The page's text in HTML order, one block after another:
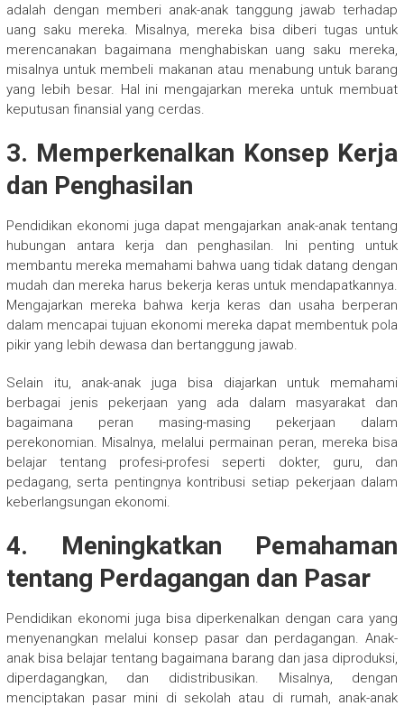
adalah dengan memberi anak-anak tanggung jawab terhadap
uang saku mereka. Misalnya, mereka bisa diberi tugas untuk
merencanakan bagaimana menghabiskan uang saku mereka,
misalnya untuk membeli makanan atau menabung untuk barang
yang lebih besar. Hal ini mengajarkan mereka untuk membuat
keputusan finansial yang cerdas.
3. Memperkenalkan Konsep Kerja
dan Penghasilan
Pendidikan ekonomi juga dapat mengajarkan anak-anak tentang
hubungan antara kerja dan penghasilan. Ini penting untuk
membantu mereka memahami bahwa uang tidak datang dengan
mudah dan mereka harus bekerja keras untuk mendapatkannya.
Mengajarkan mereka bahwa kerja keras dan usaha berperan
dalam mencapai tujuan ekonomi mereka dapat membentuk pola
pikir yang lebih dewasa dan bertanggung jawab.
Selain itu, anak-anak juga bisa diajarkan untuk memahami
berbagai jenis pekerjaan yang ada dalam masyarakat dan
bagaimana peran masing-masing pekerjaan dalam
perekonomian. Misalnya, melalui permainan peran, mereka bisa
belajar tentang profesi-profesi seperti dokter, guru, dan
pedagang, serta pentingnya kontribusi setiap pekerjaan dalam
keberlangsungan ekonomi.
4. Meningkatkan Pemahaman
tentang Perdagangan dan Pasar
Pendidikan ekonomi juga bisa diperkenalkan dengan cara yang
menyenangkan melalui konsep pasar dan perdagangan. Anak-
anak bisa belajar tentang bagaimana barang dan jasa diproduksi,
diperdagangkan, dan didistribusikan. Misalnya, dengan
menciptakan pasar mini di sekolah atau di rumah, anak-anak